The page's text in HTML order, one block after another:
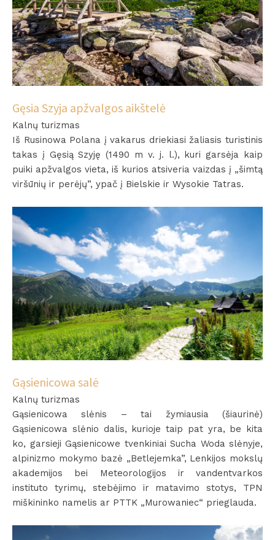
Gęsia Szyja apžvalgos aikštelė
Kalnų turizmas
Iš Rusinowa Polana į vakarus driekiasi žaliasis turistinis
takas į Gęsią Szyję (1490 m v. j. l.), kuri garsėja kaip
puiki apžvalgos vieta, iš kurios atsiveria vaizdas į „šimtą
viršūnių ir perėjų”, ypač į Bielskie ir Wysokie Tatras.
Gąsienicowa salė
Kalnų turizmas
Gąsienicowa slėnis – tai žymiausia (šiaurinė)
Gąsienicowa slėnio dalis, kurioje taip pat yra, be kita
ko, garsieji Gąsienicowe tvenkiniai Sucha Woda slėnyje,
alpinizmo mokymo bazė „Betlejemka”, Lenkijos mokslų
akademijos bei Meteorologijos ir vandentvarkos
instituto tyrimų, stebėjimo ir matavimo stotys, TPN
miškininko namelis ar PTTK „Murowaniec“ prieglauda.